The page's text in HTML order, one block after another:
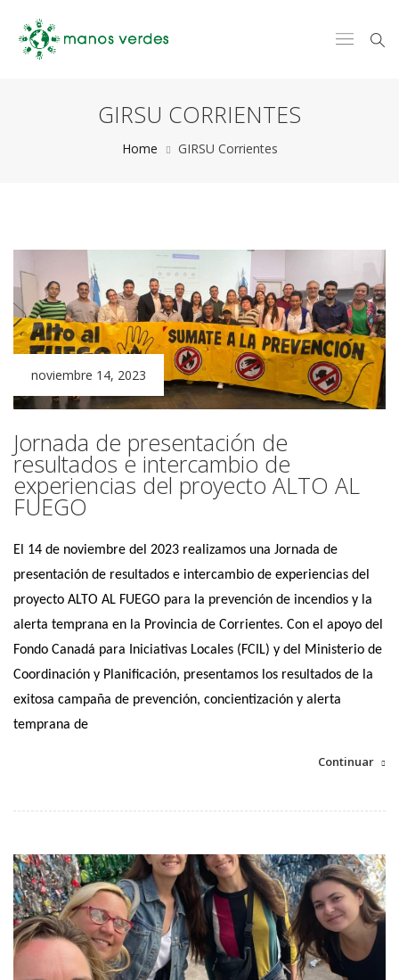
GIRSU CORRIENTES
Home GIRSU Corrientes
noviembre 14, 2023
Jornada de presentación de
resultados e intercambio de
experiencias del proyecto ALTO AL
FUEGO
El 14 de noviembre del 2023 realizamos una Jornada de
presentación de resultados e intercambio de experiencias del
proyecto ALTO AL FUEGO para la prevención de incendios y la
alerta temprana en la Provincia de Corrientes. Con el apoyo del
Fondo Canadá para Iniciativas Locales (FCIL) y del Ministerio de
Coordinación y Planificación, presentamos los resultados de la
exitosa campaña de prevención, concientización y alerta
temprana de
Continuar